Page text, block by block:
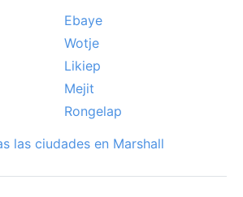
Ebaye
Wotje
Likiep
Mejit
Rongelap
las ciudades en Marshall